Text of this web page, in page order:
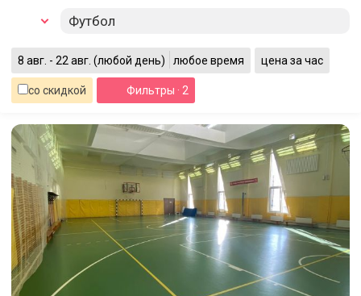
Футбол
8 авг. - 22 авг. (любой день) любое время цена за час
со скидкой Фильтры · 2